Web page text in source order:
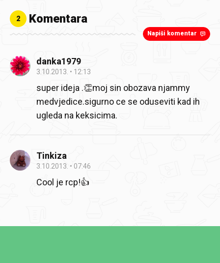
2 Komentara
Napiši komentar
danka1979
3.10.2013. 12:13
super ideja .👏moj sin obozava njammy
medvjedice.sigurno ce se oduseviti kad ih
ugleda na keksicima.
Tinkiza
3.10.2013. 07:46
Cool je rcp!👍